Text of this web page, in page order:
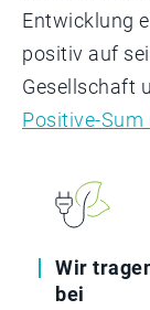
Entwicklung
positiv auf
Gesellschaft
Positive-Sum
Wir
bei